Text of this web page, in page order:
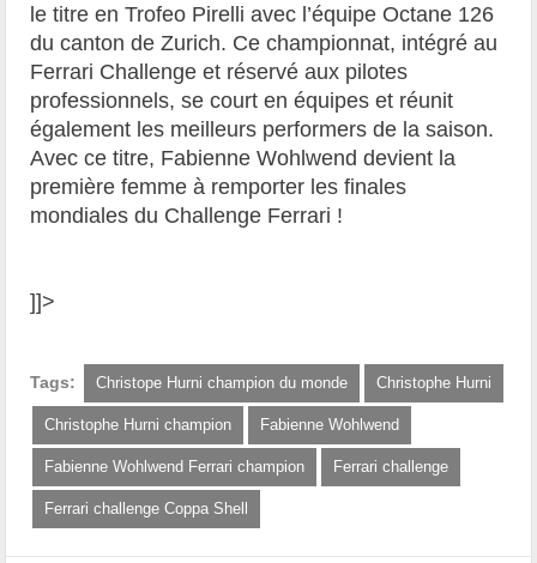
le titre en Trofeo Pirelli avec l’équipe Octane 126
du canton de Zurich. Ce championnat, intégré au
Ferrari Challenge et réservé aux pilotes
professionnels, se court en équipes et réunit
également les meilleurs performers de la saison.
Avec ce titre, Fabienne Wohlwend devient la
première femme à remporter les finales
mondiales du Challenge Ferrari !
]]>
Tags: Christope Hurni champion du monde Christophe Hurni
Christophe Hurni champion Fabienne Wohlwend
Fabienne Wohlwend Ferrari champion Ferrari challenge
Ferrari challenge Coppa Shell